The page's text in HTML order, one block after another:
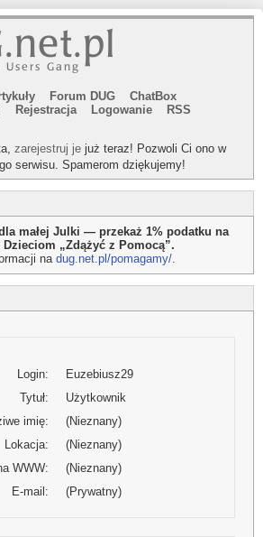
Forum DUG
ChatBox
Rejestracja Logowanie
RSS
zarejestruj je już teraz! Pozwoli Ci ono w
serwisu. Spamerom dziękujemy!
małej Julki — przekaż 1% podatku na
Dzieciom „Zdążyć z Pomocą”.
na dug.net.pl/pomagamy/.
Login:
Euzebiusz29
Tytuł:
Użytkownik
imię:
(Nieznany)
Lokacja:
(Nieznany)
WWW:
(Nieznany)
E-mail:
(Prywatny)